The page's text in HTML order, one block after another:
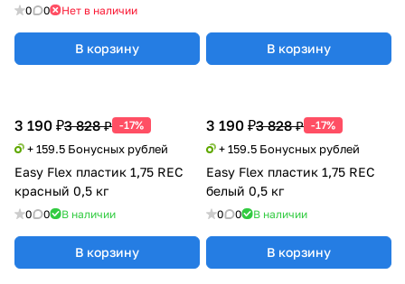
В корзину
3 190 ₽3 828 ₽ -17%
+ 159.5 Бонусных рублей
Easy Flex пластик 1,75 REC
красный 0,5 кг
0 0 В наличии
В корзину
3 190 ₽3 828 ₽ -17%
+ 159.5 Бонусных рублей
Easy Flex пластик 1,75 REC
белый 0,5 кг
0 0 В наличии
В корзину
0 0 Нет в наличии
В корзину